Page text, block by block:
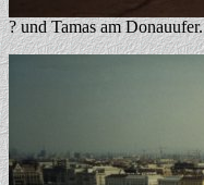
? und Tamas am Donauufer.